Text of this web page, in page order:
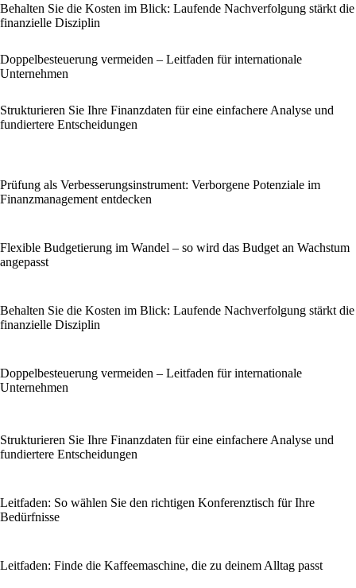
Behalten Sie die Kosten im Blick: Laufende Nachverfolgung stärkt die
finanzielle Disziplin
Doppelbesteuerung vermeiden – Leitfaden für internationale
Unternehmen
Strukturieren Sie Ihre Finanzdaten für eine einfachere Analyse und
fundiertere Entscheidungen
Prüfung als Verbesserungsinstrument: Verborgene Potenziale im
Finanzmanagement entdecken
Flexible Budgetierung im Wandel – so wird das Budget an Wachstum
angepasst
Behalten Sie die Kosten im Blick: Laufende Nachverfolgung stärkt die
finanzielle Disziplin
Doppelbesteuerung vermeiden – Leitfaden für internationale
Unternehmen
Strukturieren Sie Ihre Finanzdaten für eine einfachere Analyse und
fundiertere Entscheidungen
Leitfaden: So wählen Sie den richtigen Konferenztisch für Ihre
Bedürfnisse
Leitfaden: Finde die Kaffeemaschine, die zu deinem Alltag passt